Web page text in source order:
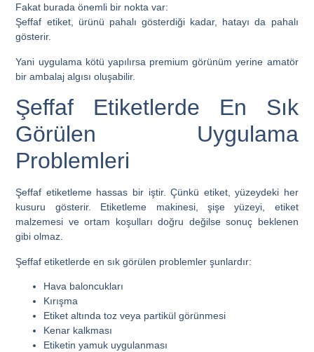
Fakat burada önemli bir nokta var:
Şeffaf etiket, ürünü pahalı gösterdiği kadar, hatayı da pahalı
gösterir.
Yani uygulama kötü yapılırsa premium görünüm yerine amatör
bir ambalaj algısı oluşabilir.
Şeffaf Etiketlerde En Sık
Görülen Uygulama
Problemleri
Şeffaf etiketleme hassas bir iştir. Çünkü etiket, yüzeydeki her
kusuru gösterir. Etiketleme makinesi, şişe yüzeyi, etiket
malzemesi ve ortam koşulları doğru değilse sonuç beklenen
gibi olmaz.
Şeffaf etiketlerde en sık görülen problemler şunlardır:
Hava baloncukları
Kırışma
Etiket altında toz veya partikül görünmesi
Kenar kalkması
Etiketin yamuk uygulanması